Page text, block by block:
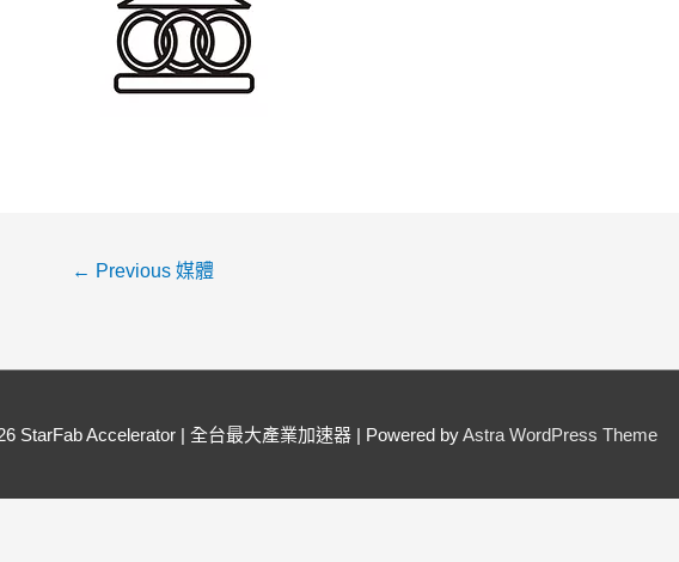
← Previous 媒體
StarFab Accelerator | 全台最大產業加速器| Powered byAstra WordPress Theme